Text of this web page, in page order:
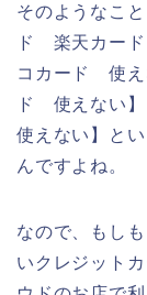
そのようなこ
ド 楽天カー
コカード 使
ド 使えない
使えない】と
んですよね。
なので、もし
いクレジット